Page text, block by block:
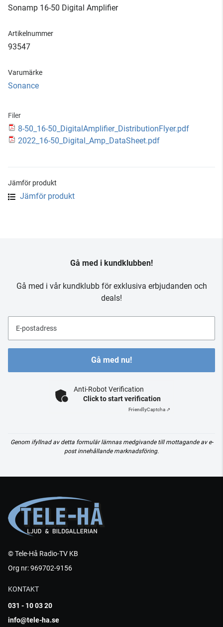
Sonamp 16-50 Digital Amplifier
Artikelnummer
93547
Varumärke
Sonance
Filer
8-50_16-50_DigitalAmplifier_DistributionFlyer.pdf
2022_16-50_Digital_Amp_DataSheet.pdf
Jämför produkt
Jämför produkt
Gå med i kundklubben!
Gå med i vår kundklubb för exklusiva erbjudanden och
deals!
E-postadress
Gå med nu!
Anti-Robot Verification
Click to start verification
FriendlyCaptcha ⇗
Genom ifyllnad av detta formulär lämnas medgivande till mottagande av e-
post innehållande marknadsföring.
© Tele-Hå Radio-TV KB
Org nr: 969702-9156
KONTAKT
031 - 10 03 20
info@tele-ha.se